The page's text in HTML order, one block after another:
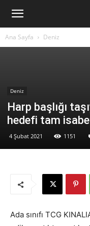
Ana Sayfa Deniz
Deniz
Harp başlığı
hedefi tam
4 Şubat 2021 1151
Ada sınıfı TCG